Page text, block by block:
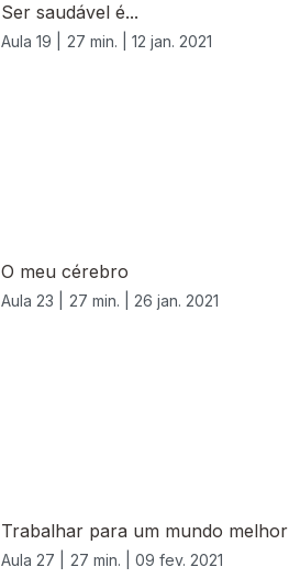
Ser saudável é...
Aula 19 | 27 min. | 12 jan. 2021
O meu cérebro
Aula 23 | 27 min. | 26 jan. 2021
Trabalhar para um mundo melhor
Aula 27 | 27 min. | 09 fev. 2021